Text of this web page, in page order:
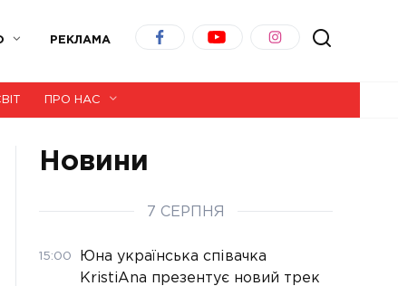
РЕКЛАМА
ПРО НАС
Новини
7 СЕРПНЯ
15:00
Юна українська співачка
KristiAna презентує новий трек